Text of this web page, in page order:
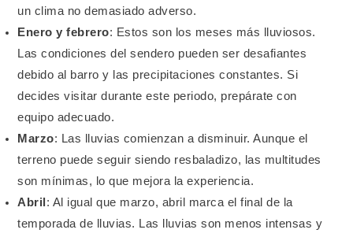
un clima no demasiado adverso.
Enero y febrero: Estos son los meses más lluviosos.
Las condiciones del sendero pueden ser desafiantes
debido al barro y las precipitaciones constantes. Si
decides visitar durante este periodo, prepárate con
equipo adecuado.
Marzo: Las lluvias comienzan a disminuir. Aunque el
terreno puede seguir siendo resbaladizo, las multitudes
son mínimas, lo que mejora la experiencia.
Abril : Al igual que marzo, abril marca el final de la
temporada de lluvias. Las lluvias son menos intensas y